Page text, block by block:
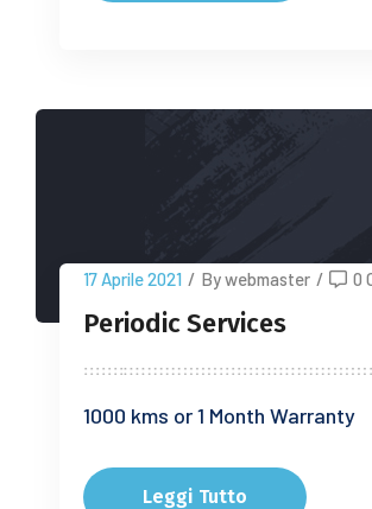
17 Aprile 2021 / By webmaster / 0
Periodic Services
1000 kms or 1 Month Warranty
Leggi Tutto